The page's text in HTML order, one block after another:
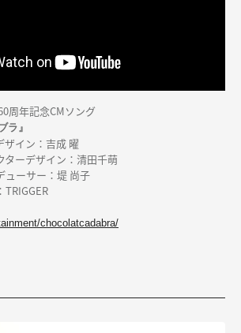
周年記念CMソング
ラ』
ザイン：吉成 曜
ターデザイン：清田千萌
ューサー：堤 尚子
chocolatcadabra/